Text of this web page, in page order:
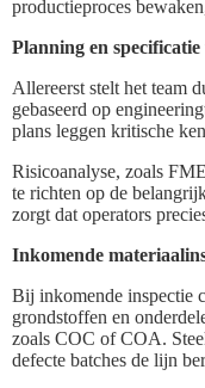
productieproces
Planning en
Allereerst stelt het team
gebaseerd op
plans leggen kritische
Risicoanalyse, zoals
te richten op de
zorgt dat operators
Inkomende
Bij inkomende inspectie
grondstoffen en
zoals COC of COA.
defecte batches de lijn